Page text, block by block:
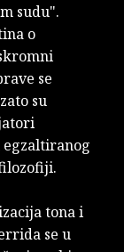
sudu".
o
se
su
tona i
se u